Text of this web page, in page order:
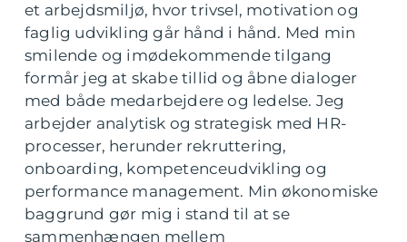
et arbejdsmiljø, hvor trivsel, motivation og
faglig udvikling går hånd i hånd. Med min
smilende og imødekommende tilgang
formår jeg at skabe tillid og åbne dialoger
med både medarbejdere og ledelse. Jeg
arbejder analytisk og strategisk med HR-
processer, herunder rekruttering,
onboarding, kompetenceudvikling og
performance management. Min økonomiske
baggrund gør mig i stand til at se
sammenhængen mellem